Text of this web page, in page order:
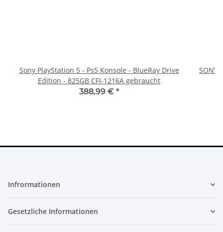
Sony PlayStation 5 - Ps5 Konsole - BlueRay Drive
Edition - 825GB CFI-1216A gebraucht
388,99 € *
SONY
Infrormationen
Gesetzliche Informationen